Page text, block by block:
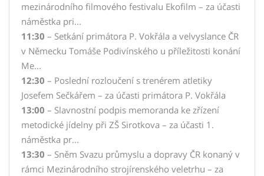
mezinárodního filmového festivalu Ekofilm – za účasti
náměstka pri...
11:30 – Setkání primátora P. Vokřála a velvyslance ČR
v Německu Tomáše Podivínského u příležitosti konání
Me...
12:30 – Poslední rozloučení s trenérem atletiky
Josefem Sečkářem – za účasti primátora P. Vokřála
13:00 – Slavnostní podpis memoranda ke zřízení
metodické jídelny při ZŠ Sirotkova – za účasti 1.
náměstka pr...
13:30 – Sněm Svazu průmyslu a dopravy ČR konaný v
rámci Mezinárodního strojírenského veletrhu – za